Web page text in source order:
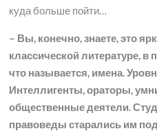
куда больше пойти…
– Вы, конечно, знаете, это
классической литературе,
что называется, имена.
Интеллигенты, ораторы,
общественные деятели.
правоведы старались им